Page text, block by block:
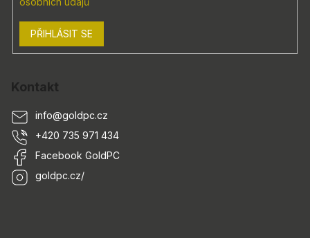
PŘIHLÁSIT SE
Kontakt
info@goldpc.cz
+420 735 971 434
Facebook GoldPC
goldpc.cz/